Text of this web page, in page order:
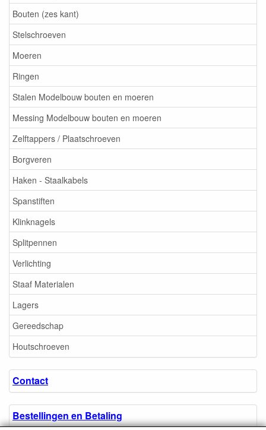
Bouten (zes kant)
Stelschroeven
Moeren
Ringen
Stalen Modelbouw bouten en moeren
Messing Modelbouw bouten en moeren
Zelftappers / Plaatschroeven
Borgveren
Haken - Staalkabels
Spanstiften
Klinknagels
Splitpennen
Verlichting
Staaf Materialen
Lagers
Gereedschap
Houtschroeven
Contact
Bestellingen en Betaling